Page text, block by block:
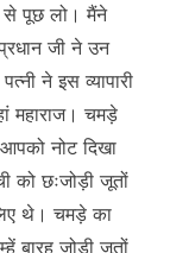
से पूछ लो। मैंने
जी ने उन
ने इस व्यापारी
महाराज। चमड़े
नोट दिखा
को छःजोड़ी जूतों
थे। चमड़े का
बारह जोड़ी जूतों